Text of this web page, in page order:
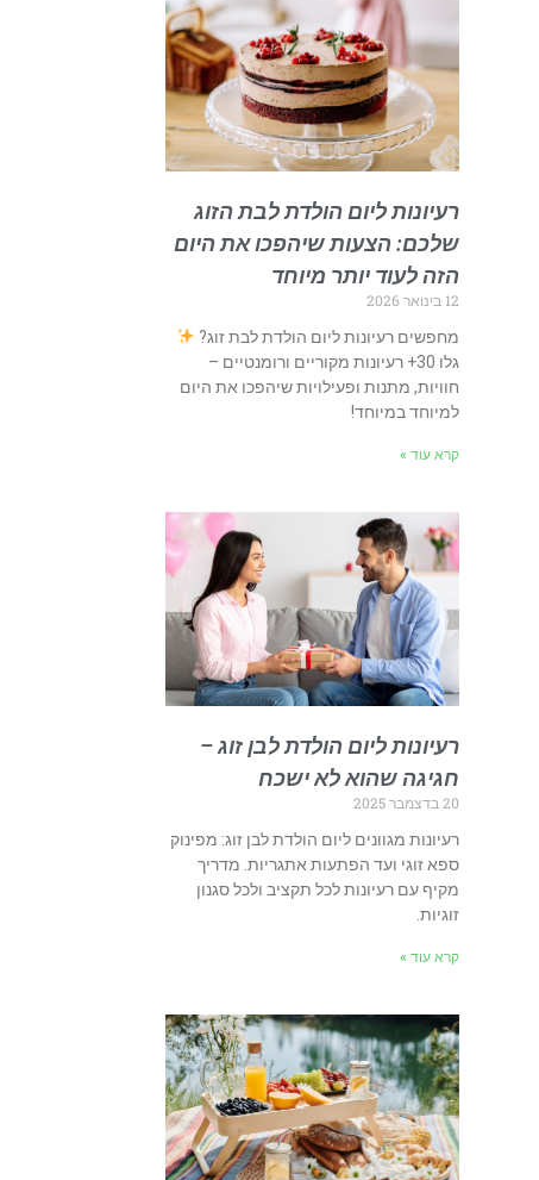
רעיונות ליום הולדת לבת הזוג
שלכם: הצעות שיהפכו את היום
הזה לעוד יותר מיוחד
12 בינואר 2026
מחפשים רעיונות ליום הולדת לבת זוג?
גלו 30+ רעיונות מקוריים ורומנטיים –
חוויות, מתנות ופעילויות שיהפכו את היום
למיוחד במיוחד!
קרא עוד »
רעיונות ליום הולדת לבן זוג –
חגיגה שהוא לא ישכח
20 בדצמבר 2025
רעיונות מגוונים ליום הולדת לבן זוג: מפינוק
ספא זוגי ועד הפתעות אתגריות. מדריך
מקיף עם רעיונות לכל תקציב ולכל סגנון
זוגיות.
קרא עוד »